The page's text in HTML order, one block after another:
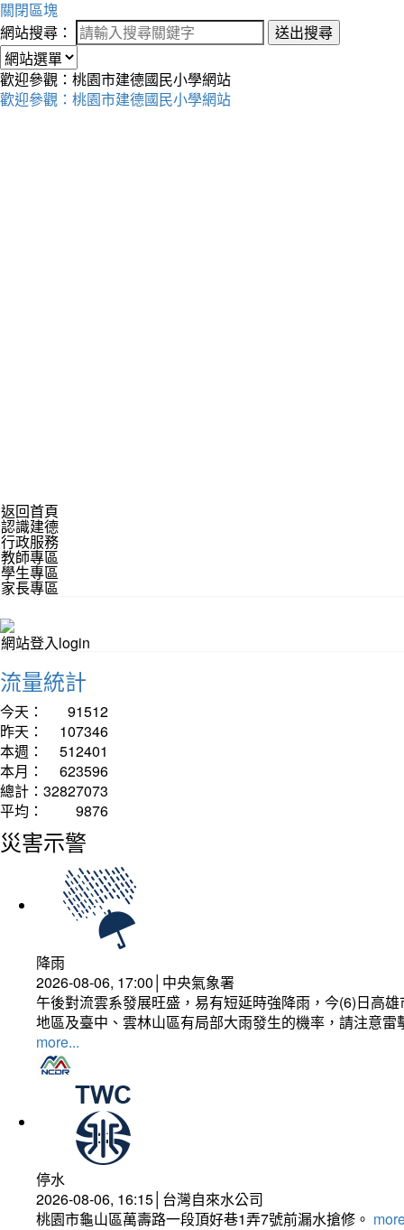
關閉區塊
網站搜尋：
送出搜尋
歡迎參觀：桃園市建德國民小學網站
歡迎參觀：桃園市建德國民小學網站
返回首頁
認識建德
行政服務
教師專區
學生專區
家長專區
網站登入login
流量統計
今天：
91512
昨天：
107346
本週：
512401
本月：
623596
總計： 32827073
平均：
9876
災害示警
降雨
2026-08-06, 17:00│中央氣象署
午後對流雲系發展旺盛，易有短延時強降雨，今(6)日高
地區及臺中、雲林山區有局部大雨發生的機率，請注意
more...
停水
2026-08-06, 16:15│台灣自來水公司
桃園市龜山區萬壽路一段頂好巷1弄7號前漏水搶修。